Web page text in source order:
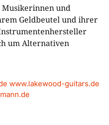
Musikerinnen und
Geldbeutel und ihrer
um Alternativen
www.lakewood-guitars.de